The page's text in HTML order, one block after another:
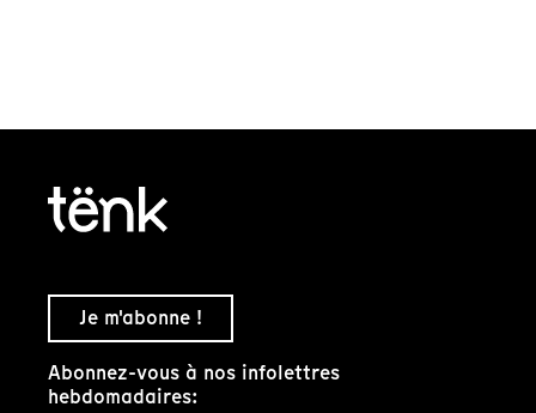
Je m'abonne !
Abonnez-vous à nos infolettres
hebdomadaires: